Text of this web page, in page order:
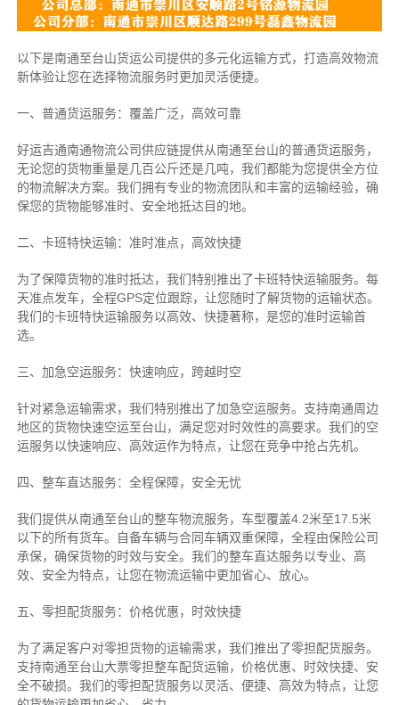
以下是南通至台山货运公司提供的多元化运输方式，打造高效物流
新体验让您在选择物流服务时更加灵活便捷。
一、普通货运服务：覆盖广泛，高效可靠
好运吉通南通物流公司供应链提供从南通至台山的普通货运服务，
无论您的货物重量是几百公斤还是几吨，我们都能为您提供全方位
的物流解决方案。我们拥有专业的物流团队和丰富的运输经验，确
保您的货物能够准时、安全地抵达目的地。
二、卡班特快运输：准时准点，高效快捷
为了保障货物的准时抵达，我们特别推出了卡班特快运输服务。每
天准点发车，全程GPS定位跟踪，让您随时了解货物的运输状态。
我们的卡班特快运输服务以高效、快捷著称，是您的准时运输首
选。
三、加急空运服务：快速响应，跨越时空
针对紧急运输需求，我们特别推出了加急空运服务。支持南通周边
地区的货物快速空运至台山，满足您对时效性的高要求。我们的空
运服务以快速响应、高效运作为特点，让您在竞争中抢占先机。
四、整车直达服务：全程保障，安全无忧
我们提供从南通至台山的整车物流服务，车型覆盖4.2米至17.5米
以下的所有货车。自备车辆与合同车辆双重保障，全程由保险公司
承保，确保货物的时效与安全。我们的整车直达服务以专业、高
效、安全为特点，让您在物流运输中更加省心、放心。
五、零担配货服务：价格优惠，时效快捷
为了满足客户对零担货物的运输需求，我们推出了零担配货服务。
支持南通至台山大票零担整车配货运输，价格优惠、时效快捷、安
全不破损。我们的零担配货服务以灵活、便捷、高效为特点，让您